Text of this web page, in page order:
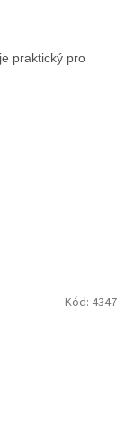
praktický pro
Kód: 4347